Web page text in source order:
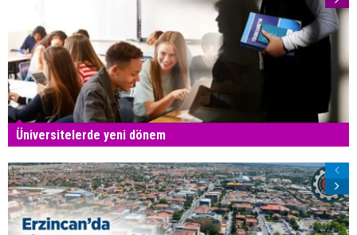
Üniversitelerde yeni dönem